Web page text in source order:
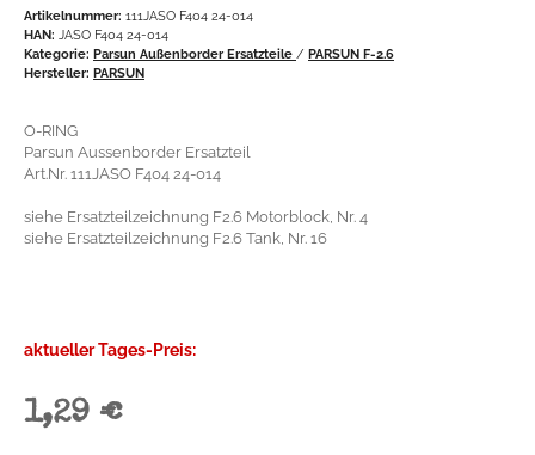
Artikelnummer: 111JASO F404 24-014
HAN: JASO F404 24-014
Kategorie: Parsun Außenborder Ersatzteile / PARSUN F-2.6
Hersteller: PARSUN
O-RING
Parsun Aussenborder Ersatzteil
Art.Nr. 111JASO F404 24-014
siehe Ersatzteilzeichnung F2.6 Motorblock, Nr. 4
siehe Ersatzteilzeichnung F2.6 Tank, Nr. 16
aktueller Tages-Preis:
1,29 €